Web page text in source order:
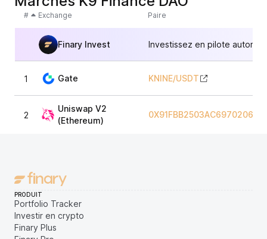
# Exchange Paire
Finary Invest Investissez en pilote
1 Gate KNINE/USDT
2
Uniswap V2
(Ethereum)
PRODUIT
Portfolio Tracker
Investir en crypto
Finary Plus